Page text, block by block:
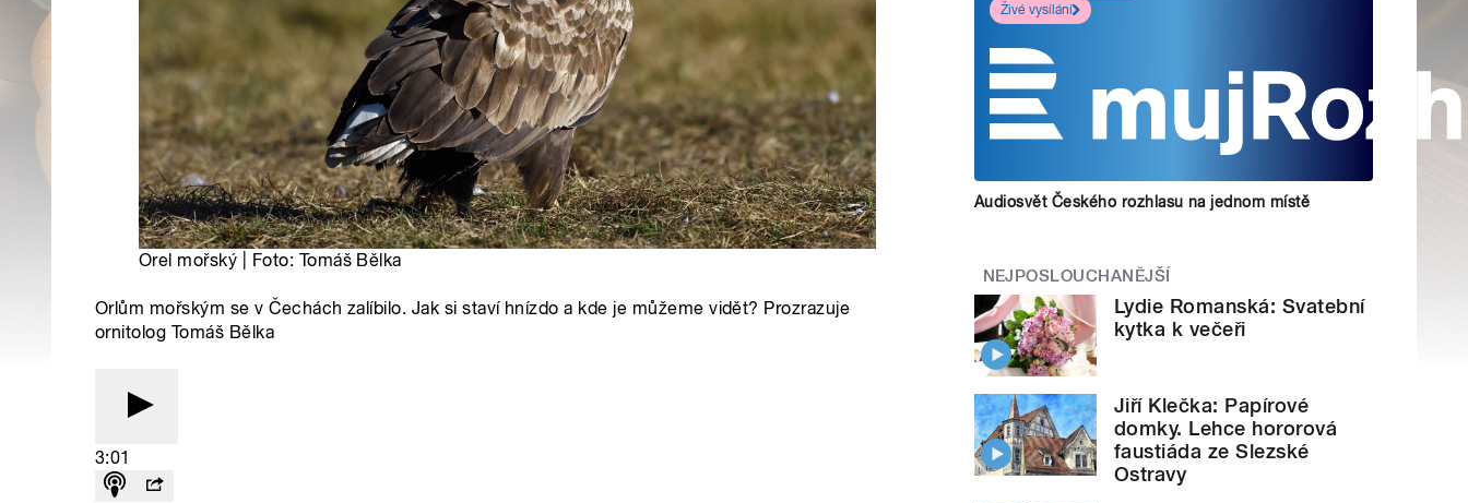
Orel mořský | Foto: Tomáš Bělka
Orlům mořským se v Čechách zalíbilo. Jak si staví hnízdo a kde je můžeme vidět? Prozrazuje
ornitolog Tomáš Bělka
3:01
Živé vysílání
Audiosvět Českého rozhlasu na jednom místě
NEJPOSLOUCHANĚJŠÍ
Lydie Romanská: Svatební
kytka k večeři
Jiří Klečka: Papírové
domky. Lehce hororová
faustiáda ze Slezské
Ostravy